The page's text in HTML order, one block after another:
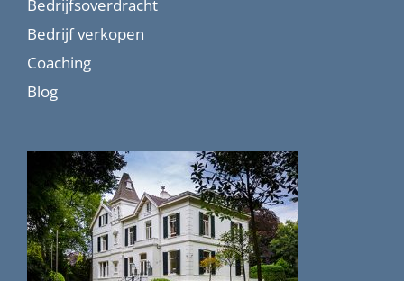
Bedrijfsoverdracht
Bedrijf verkopen
Coaching
Blog